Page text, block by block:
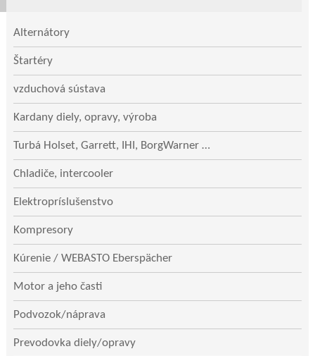
Alternátory
Štartéry
vzduchová sústava
Kardany diely, opravy, výroba
Turbá Holset, Garrett, IHI, BorgWarner …
Chladiče, intercooler
Elektropríslušenstvo
Kompresory
Kúrenie / WEBASTO Eberspächer
Motor a jeho časti
Podvozok/náprava
Prevodovka diely/opravy